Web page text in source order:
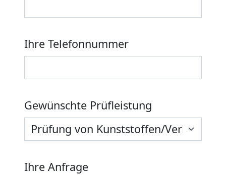
Ihre Telefonnummer
Gewünschte Prüfleistung
Ihre Anfrage